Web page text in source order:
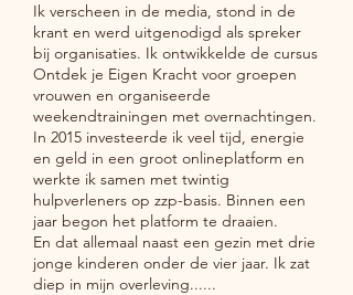
Ik verscheen in de media, stond in de
krant en werd uitgenodigd als spreker
bij organisaties. Ik ontwikkelde de cursus
Ontdek je Eigen Kracht voor groepen
vrouwen en organiseerde
weekendtrainingen met overnachtingen.
In 2015 investeerde ik veel tijd, energie
en geld in een groot onlineplatform en
werkte ik samen met twintig
hulpverleners op zzp-basis. Binnen een
jaar begon het platform te draaien.
En dat allemaal naast een gezin met drie
jonge kinderen onder de vier jaar. Ik zat
diep in mijn overleving......